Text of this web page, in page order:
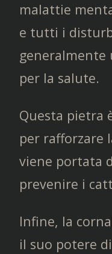
malattie
e tutti i
generalmente
per la salute.
Questa pietra
per rafforzare
viene portata
prevenire i
Infine, la
il suo potere